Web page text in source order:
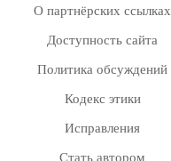
О партнёрских ссылках
Доступность сайта
Политика обсуждений
Кодекс этики
Исправления
Стать автором